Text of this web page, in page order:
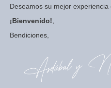
Deseamos su mejor experiencia
¡Bienvenido!
Bendiciones,
Asdúbal y